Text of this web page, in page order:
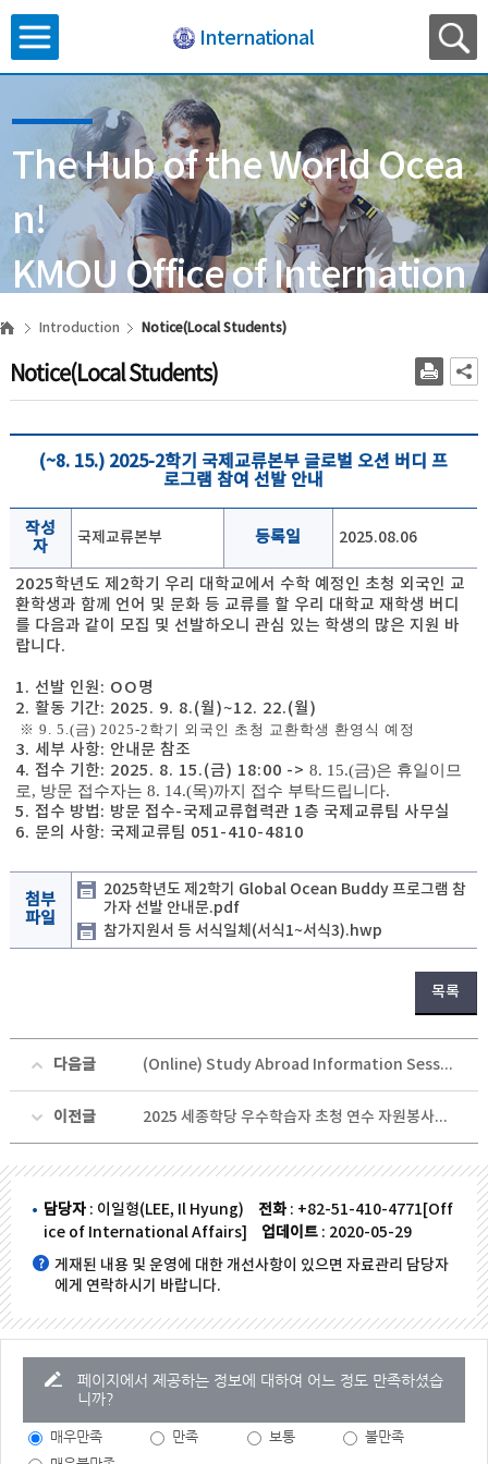
International
The Hub of the World Ocea
n!
KMOU Office of Internation
al Affairs
Introduction Notice(Local Students)
Notice(Local Students)
(~8. 15.) 2025-2학기 국제교류본부 글로벌 오션 버디 프
로그램 참여 선발 안내
작성
자
국제교류본부 등록일 2025.08.06
2025학년도 제2학기 우리 대학교에서 수학 예정인 초청 외국인 교
환학생과 함께 언어 및 문화 등 교류를 할 우리 대학교 재학생 버디
를 다음과 같이 모집 및 선발하오니 관심 있는 학생의 많은 지원 바
랍니다.
1. 선발 인원: OO명
2. 활동 기간: 2025. 9. 8.(월)~12. 22.(월)
※ 9. 5.(금) 2025-2학기 외국인 초청 교환학생 환영식 예정
3. 세부 사항: 안내문 참조
4. 접수 기한: 2025. 8. 15.(금) 18:00 -> 8. 15.(금)은 휴일이므
로, 방문 접수자는 8. 14.(목)까지 접수 부탁드립니다.
5. 접수 방법: 방문 접수-국제교류협력관 1층 국제교류팀 사무실
6. 문의 사항: 국제교류팀 051-410-4810
첨부
파일
2025학년도 제2학기 Global Ocean Buddy 프로그램 참
가자 선발 안내문.pdf
참가지원서 등 서식일체(서식1~서식3).hwp
목록
다음글 (Online) Study Abroad Information Session about TUMSAT, Japan
이전글 2025 세종학당 우수학습자 초청 연수 자원봉사자(이끄미) 모집 안내
담당자 : 이일형(LEE, Il Hyung) 전화 : +82-51-410-4771[Off
ice of International Affairs]
업데이트 : 2020-05-29
게재된 내용 및 운영에 대한 개선사항이 있으면 자료관리 담당자
에게 연락하시기 바랍니다.
페이지에서 제공하는 정보에 대하여 어느 정도 만족하셨습
니까?
매우만족 만족 보통
불만족